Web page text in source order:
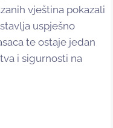
vještina pokazali
uspješno
te ostaje jedan
i sigurnosti na